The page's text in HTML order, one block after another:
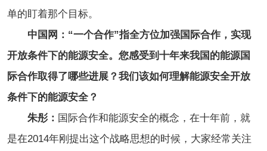
单的盯着那个目标。
中国网：“一个合作”指全方位加强国际合作，实现
开放条件下的能源安全。您感受到十年来我国的能源国
际合作取得了哪些进展？我们该如何理解能源安全开放
条件下的能源安全？
朱彤： 国际合作和能源安全的概念，在十年前，就
是在2014年刚提出这个战略思想的时候，大家经常关注